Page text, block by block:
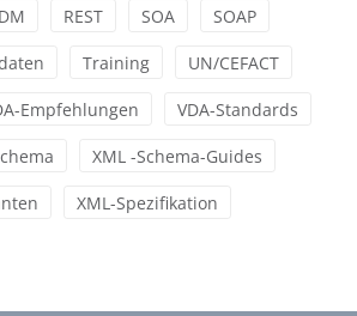
REST SOA SOAP
Training UN/CEFACT
Empfehlungen VDA-Standards
XML -Schema-Guides
XML-Spezifikation